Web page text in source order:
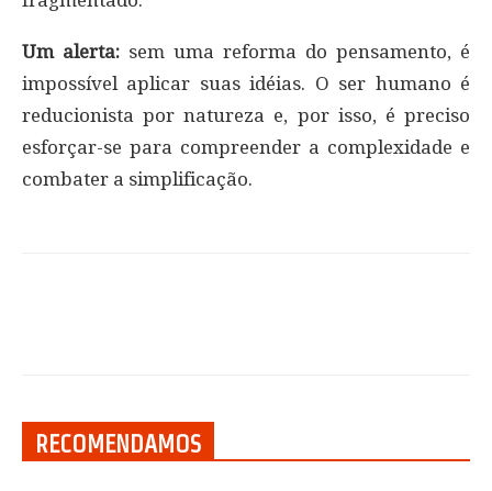
Um alerta: sem uma reforma do pensamento, é
impossível aplicar suas idéias. O ser humano é
reducionista por natureza e, por isso, é preciso
esforçar-se para compreender a complexidade e
combater a simplificação.
RECOMENDAMOS